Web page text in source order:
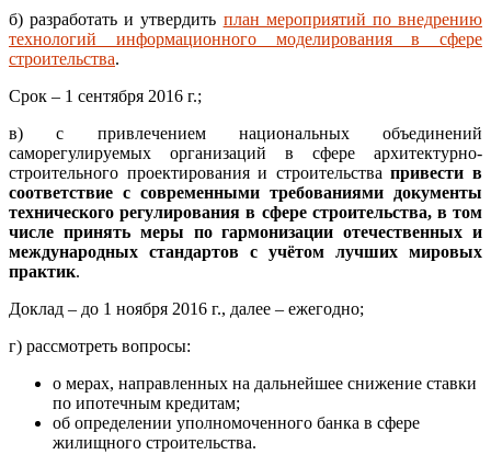
б) разработать и утвердить план мероприятий по внедрению
технологий информационного моделирования в сфере
строительства.
Срок – 1 сентября 2016 г.;
в) с привлечением национальных объединений
саморегулируемых организаций в сфере архитектурно-
строительного проектирования и строительствапривести в
соответствие с современными требованиями документы
технического регулирования в сфере строительства, в том
числе принять меры по гармонизации отечественных и
международных стандартов с учётом лучших мировых
практик.
Доклад – до 1 ноября 2016 г., далее – ежегодно;
г) рассмотреть вопросы:
о мерах, направленных на дальнейшее снижение ставки
по ипотечным кредитам;
об определении уполномоченного банка в сфере
жилищного строительства.